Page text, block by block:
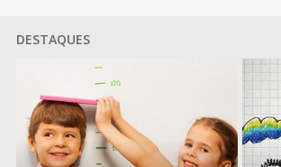
DESTAQUES